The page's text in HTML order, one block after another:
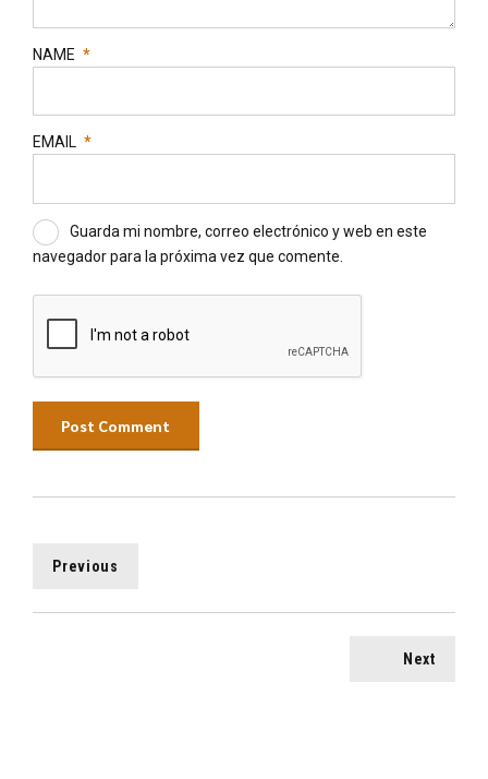
NAME *
EMAIL *
Guarda mi nombre, correo electrónico y web en este
navegador para la próxima vez que comente.
Post Comment
Previous
Next